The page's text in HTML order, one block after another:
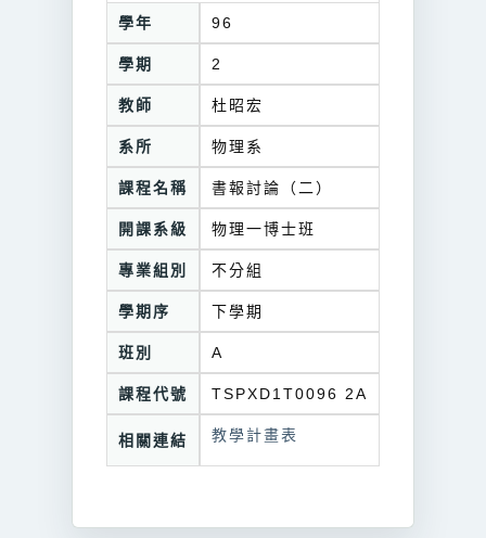
學年 96
學期 2
教師 杜昭宏
系所 物理系
課程名稱 書報討論（二）
開課系級 物理一博士班
專業組別 不分組
學期序 下學期
班別 A
課程代號 TSPXD1T0096 2A
相關連結 教學計畫表